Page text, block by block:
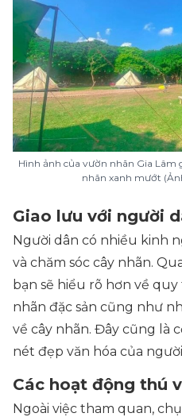
Hình ảnh của vườn nhãn Gia
nhãn xanh mướt
Giao lưu với người
Người dân có nhiều kinh
và chăm sóc cây nhãn.
bạn sẽ hiểu rõ hơn về
nhãn đặc sản cũng như
về cây nhãn. Đây cũng là
nét đẹp văn hóa của
Các hoạt động thú
Ngoài việc tham quan,